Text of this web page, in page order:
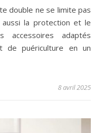
aussi la protection et le
adaptés
de puériculture en un
8 avril 2025